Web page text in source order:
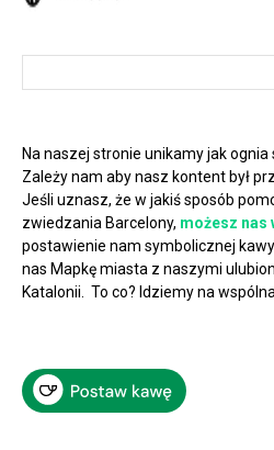
Na naszej stronie unikamy jak
Zależy nam aby nasz kontent był
Jeśli uznasz, że w jakiś sposób
zwiedzania Barcelony, możesz nas
postawienie nam symbolicznej
nas Mapkę miasta z naszymi
Katalonii. To co? Idziemy na